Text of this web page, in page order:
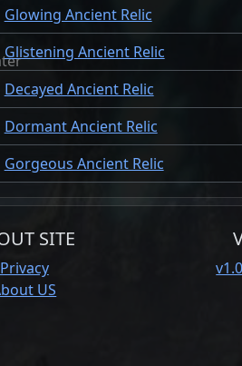
Glowing Ancient Relic
Glistening Ancient Relic
Decayed Ancient Relic
Dormant Ancient Relic
Gorgeous Ancient Relic
SITE
Privacy
US